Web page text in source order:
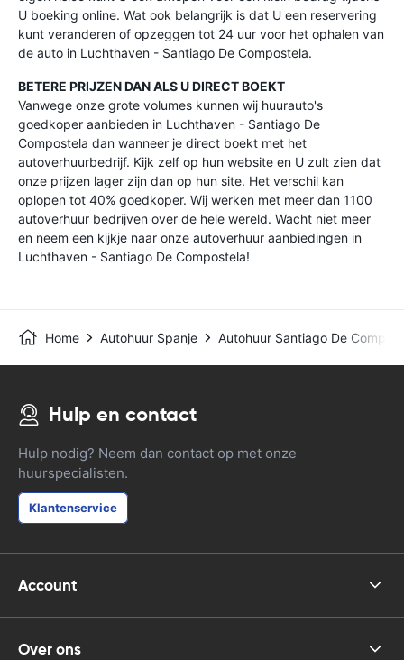
U boeking online. Wat ook belangrijk is dat U een reservering
kunt veranderen of opzeggen tot 24 uur voor het ophalen van
de auto in Luchthaven - Santiago De Compostela.
BETERE PRIJZEN DAN ALS U DIRECT BOEKT
Vanwege onze grote volumes kunnen wij huurauto's
goedkoper aanbieden in Luchthaven - Santiago De
Compostela dan wanneer je direct boekt met het
autoverhuurbedrijf. Kijk zelf op hun website en U zult zien dat
onze prijzen lager zijn dan op hun site. Het verschil kan
oplopen tot 40% goedkoper. Wij werken met meer dan 1100
autoverhuur bedrijven over de hele wereld. Wacht niet meer
en neem een kijkje naar onze autoverhuur aanbiedingen in
Luchthaven - Santiago De Compostela!
Home Autohuur Spanje Autohuur Santiago De
Hulp en contact
Hulp nodig? Neem dan contact op met onze
huurspecialisten.
Klantenservice
Account
Over ons